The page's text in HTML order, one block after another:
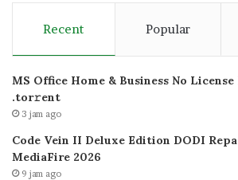
Recent Popular
MS Office Home & Business No License
.tоr𝚛еnt
3 jam ago
Code Vein II Deluxe Edition DODI
MediaFire 2026
9 jam ago